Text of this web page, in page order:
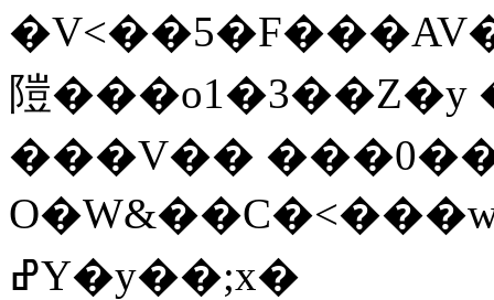
隑
���V��
ߝY�y��;x�